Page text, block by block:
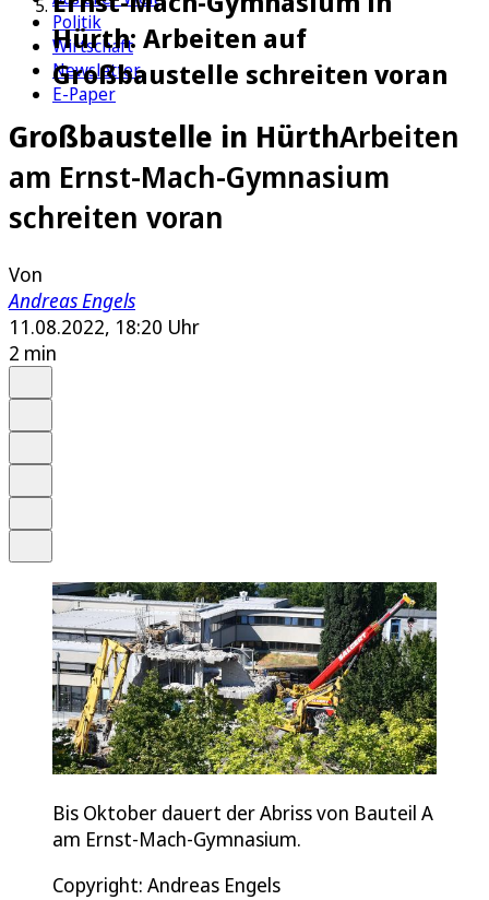
Politik
Wirtschaft
Newsletter
E-Paper
Hürth: Arbeiten auf
Großbaustelle schreiten voran
Großbaustelle in HürthArbeiten
am Ernst-Mach-Gymnasium
schreiten voran
Von
Andreas Engels
11.08.2022, 18:20 Uhr
2 min
Bis Oktober dauert der Abriss von Bauteil A
am Ernst-Mach-Gymnasium.
Copyright: Andreas Engels